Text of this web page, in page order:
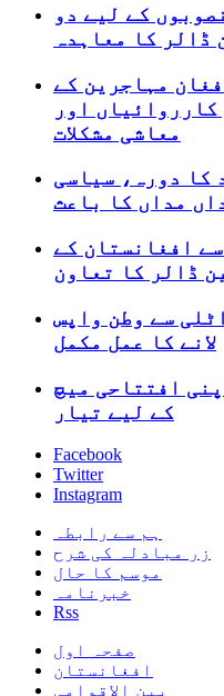
کے لیے دو
ڈالر کا معاہدہ
مہاجرین کے
اور
معاشی مشکلات
کا دورہ، سیاسی
مداں کا باعث
افغانستان کے
سے وطن واپس
لانے کا عمل مکمل
افتتاحی میچ
کے لیے تیار
Facebook
Twitter
Instagram
ہم سے رابطہ
زر مبادلہ کی شرح
موسم کا حال
خبرنامہ
Rss
صفحہ اول
افغانستان
بین الاقوامی